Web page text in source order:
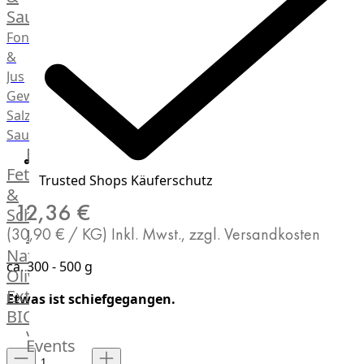
Saucen
Fonds
&
Jus
Gewürze
Salz
Saucen
Butter,
Fett
&
Schmalz
ItalianBar
Natives
Olivenöl
Extra
BIO
Veggie
Hardware
Events
Trusted Shops Käuferschutz
12,36 €
(30,90 € / KG) Inkl. Mwst., zzgl. Versandkosten
ca. 300 - 500 g
Etwas ist schiefgegangen.